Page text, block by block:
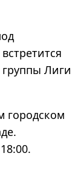
Лиги
городском